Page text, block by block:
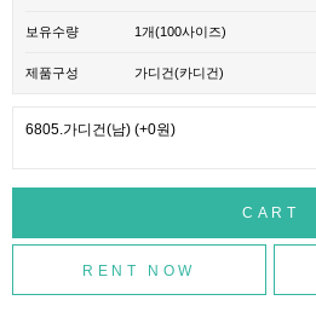
보유수량 1개(100사이즈)
제품구성 가디건(카디건)
6805.가디건(남) (+0원)